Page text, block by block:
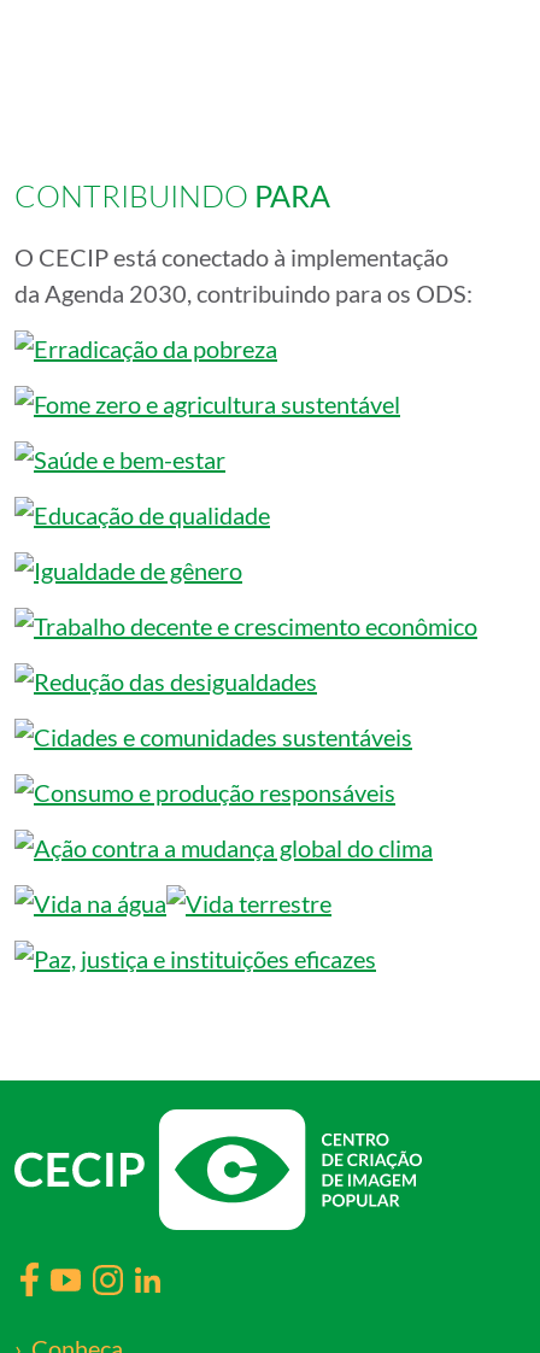
CONTRIBUINDO PARA
O CECIP está conectado à implementação
da Agenda 2030, contribuindo para os ODS: